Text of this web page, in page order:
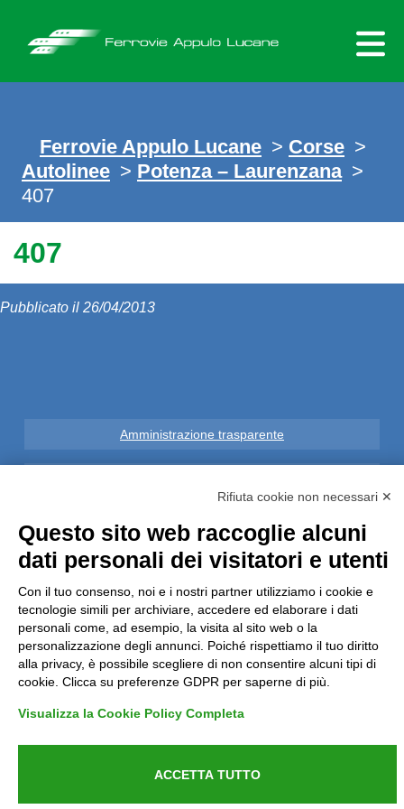
content
Ferrovie Appulo Lucane > Corse >
Autolinee > Potenza – Laurenzana >
407
407
Pubblicato il 26/04/2013
Amministrazione trasparente
Privacy
Informative GDPR (679/2016)
Reclami
Rimborsi ed Indennizzi
Rifiuta cookie non necessari ✕
Questo sito web raccoglie alcuni
dati personali dei visitatori e utenti
Con il tuo consenso, noi e i nostri partner utilizziamo i cookie e
tecnologie simili per archiviare, accedere ed elaborare i dati
personali come, ad esempio, la visita al sito web o la
personalizzazione degli annunci. Poiché rispettiamo il tuo diritto
alla privacy, è possibile scegliere di non consentire alcuni tipi di
cookie. Clicca su preferenze GDPR per saperne di più.
Visualizza la Cookie Policy Completa
ACCETTA TUTTO